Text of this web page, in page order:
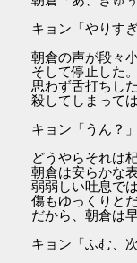
キョン「やりすぎ
朝倉の声が段々
そして停止した。
思わず舌打ちした
殺してしまって
キョン「うん？」
どうやらそれは
朝倉は安らかな
弱弱しい吐息で
傷もゆっくりと
だから、朝倉は
キョン「ふむ、